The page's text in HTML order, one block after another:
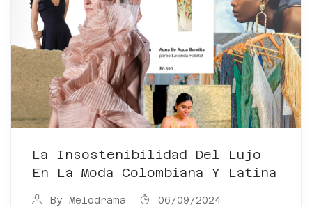
La Insostenibilidad Del Lujo
En La Moda Colombiana Y Latina
By Melodrama
06/09/2024